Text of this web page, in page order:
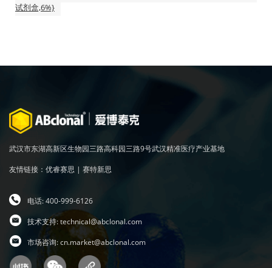
试剂盒,6%}
武汉市东湖高新区生物园三路高科园三路9号武汉精准医疗产业基地
友情链接： 优睿赛思 | 赛特新思
电话: 400-999-6126
技术支持:technical@abclonal.com
市场咨询:cn.market@abclonal.com